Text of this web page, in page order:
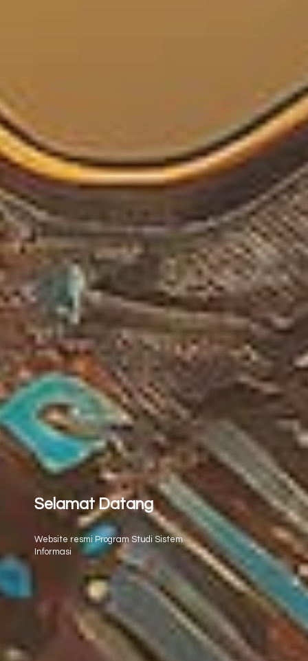
Selamat Datang
Website resmi Program Studi Sistem
Informasi